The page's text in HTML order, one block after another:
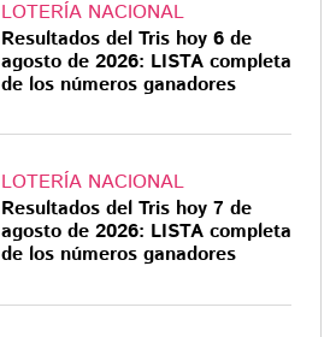
LOTERÍA NACIONAL
Resultados del Tris hoy 6 de
agosto de 2026: LISTA completa
de los números ganadores
LOTERÍA NACIONAL
Resultados del Tris hoy 7 de
agosto de 2026: LISTA completa
de los números ganadores